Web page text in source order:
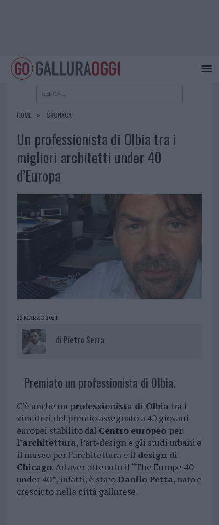
HOME CRONACA
Un professionista di Olbia tra i
migliori architetti under 40
d’Europa
22 MARZO 2021
di Pietro Serra
Premiato un professionista di Olbia.
C’è anche un professionista di Olbia tra i
vincitori del premio assegnato a 40 giovani
europei stabilito dal Centro europeo per
l’architettura, l’art-design e gli studi urbani e
il museo per l’architettura e il design di
Chicago. Ad aver ottenuto il “The Europe 40
under 40”, infatti, è statoDanilo Petta, nato e
cresciuto nella città gallurese.